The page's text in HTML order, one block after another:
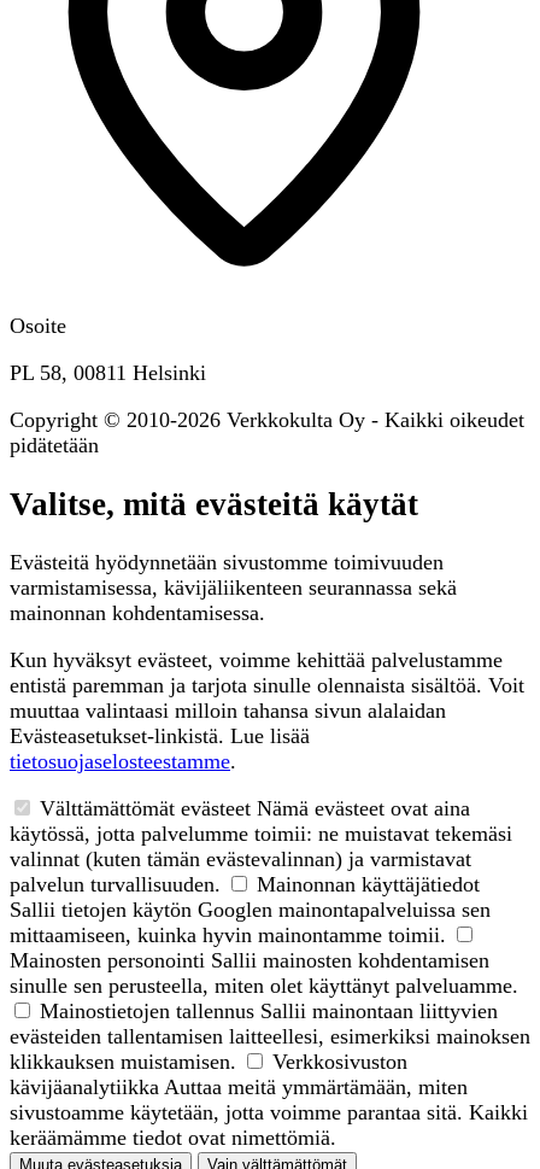
Osoite
PL 58, 00811 Helsinki
Copyright © 2010-2026 Verkkokulta Oy - Kaikki oikeudet
pidätetään
Valitse, mitä evästeitä käytät
Evästeitä hyödynnetään sivustomme toimivuuden
varmistamisessa, kävijäliikenteen seurannassa sekä
mainonnan kohdentamisessa.
Kun hyväksyt evästeet, voimme kehittää palvelustamme
entistä paremman ja tarjota sinulle olennaista sisältöä. Voit
muuttaa valintaasi milloin tahansa sivun alalaidan
Evästeasetukset-linkistä. Lue lisää
tietosuojaselosteestamme.
Välttämättömät evästeet Nämä evästeet ovat aina
käytössä, jotta palvelumme toimii: ne muistavat tekemäsi
valinnat (kuten tämän evästevalinnan) ja varmistavat
palvelun turvallisuuden.
Mainonnan käyttäjätiedot
Sallii tietojen käytön Googlen mainontapalveluissa sen
mittaamiseen, kuinka hyvin mainontamme toimii.
Mainosten personointi Sallii mainosten kohdentamisen
sinulle sen perusteella, miten olet käyttänyt palveluamme.
Mainostietojen tallennus Sallii mainontaan liittyvien
evästeiden tallentamisen laitteellesi, esimerkiksi mainoksen
klikkauksen muistamisen.
Verkkosivuston
kävijäanalytiikka Auttaa meitä ymmärtämään, miten
sivustoamme käytetään, jotta voimme parantaa sitä. Kaikki
keräämämme tiedot ovat nimettömiä.
Muuta evästeasetuksia Vain välttämättömät